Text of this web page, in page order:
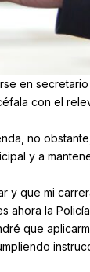
en
con el
no obstante,
y a
y que mi
ahora la
que